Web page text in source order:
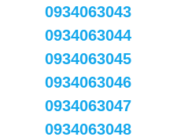
0934063043
0934063044
0934063045
0934063046
0934063047
0934063048